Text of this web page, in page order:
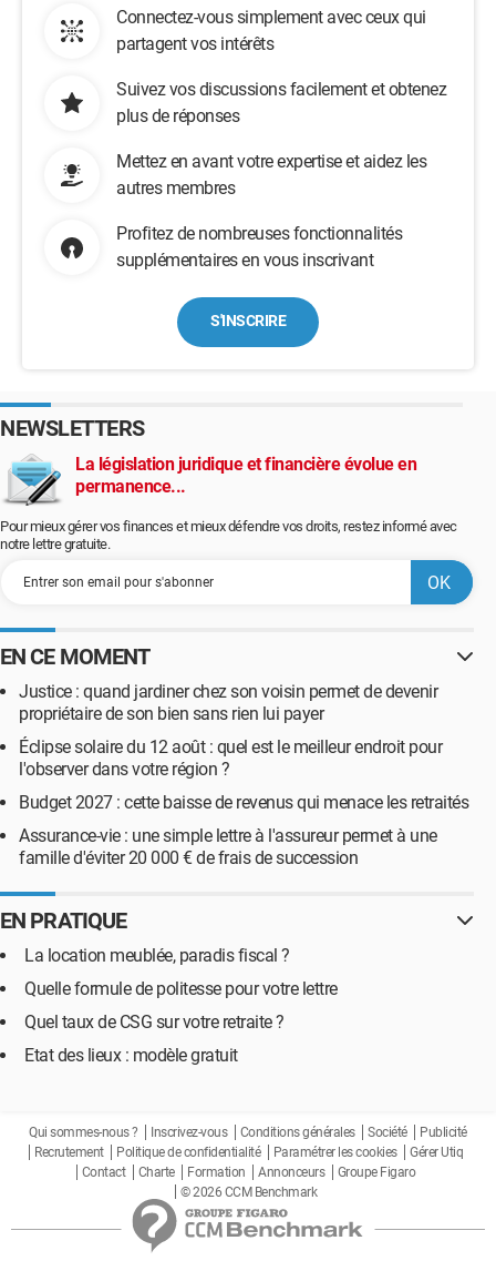
Connectez-vous simplement avec ceux qui
partagent vos intérêts
Suivez vos discussions facilement et obtenez
plus de réponses
Mettez en avant votre expertise et aidez les
autres membres
Profitez de nombreuses fonctionnalités
supplémentaires en vous inscrivant
S'INSCRIRE
NEWSLETTERS
La législation juridique et financière évolue en
permanence...
Pour mieux gérer vos finances et mieux défendre vos droits, restez informé avec
notre lettre gratuite.
EN CE MOMENT
Justice : quand jardiner chez son voisin permet de devenir
propriétaire de son bien sans rien lui payer
Éclipse solaire du 12 août : quel est le meilleur endroit pour
l'observer dans votre région ?
Budget 2027 : cette baisse de revenus qui menace les retraités
Assurance-vie : une simple lettre à l'assureur permet à une
famille d'éviter 20 000 € de frais de succession
EN PRATIQUE
La location meublée, paradis fiscal ?
Quelle formule de politesse pour votre lettre
Quel taux de CSG sur votre retraite ?
Etat des lieux : modèle gratuit
Qui sommes-nous ? Inscrivez-vous Conditions générales Société
Publicité
Recrutement
Politique de confidentialité Paramétrer les cookies
Gérer Utiq
Contact
Charte Formation Annonceurs
Groupe Figaro
© 2026 CCM Benchmark